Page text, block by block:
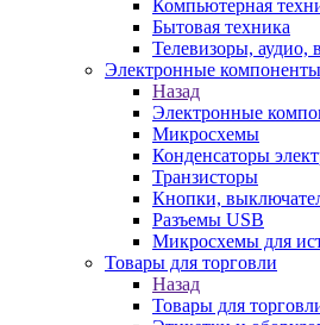
Компьютерная
Бытовая техника
Телевизоры, аудио,
Электронные компоненты
Назад
Электронные
Микросхемы
Конденсаторы
Транзисторы
Кнопки,
Разъемы USB
Микросхемы для
Товары для торговли
Назад
Товары для